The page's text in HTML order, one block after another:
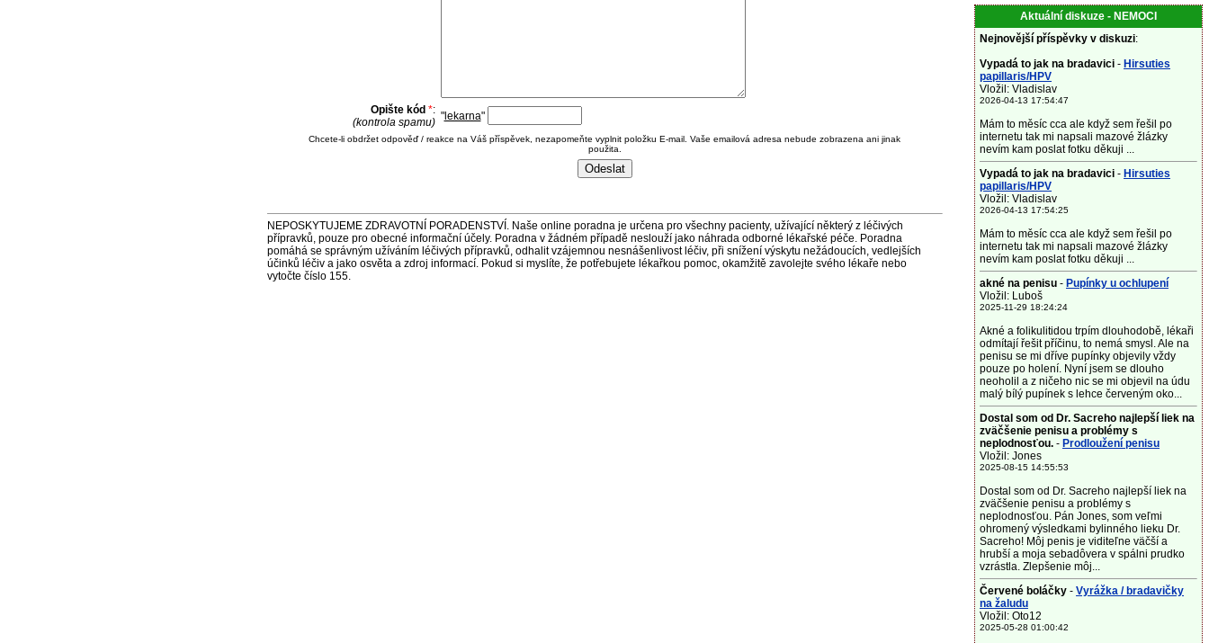
Opište kód *:
(kontrola spamu) "lekarna"
Chcete-li obdržet odpověď / reakce na Váš příspěvek, nezapomeňte vyplnit položku E-mail. Vaše emailová adresa nebude zobrazena ani jinak
použita.
NEPOSKYTUJEME ZDRAVOTNÍ PORADENSTVÍ. Naše online poradna je určena pro všechny pacienty, užívající některý z léčivých
přípravků, pouze pro obecné informační účely. Poradna v žádném případě neslouží jako náhrada odborné lékařské péče. Poradna
pomáhá se správným užíváním léčivých přípravků, odhalit vzájemnou nesnášenlivost léčiv, při snížení výskytu nežádoucích, vedlejších
účinků léčiv a jako osvěta a zdroj informací. Pokud si myslíte, že potřebujete lékařkou pomoc, okamžitě zavolejte svého lékaře nebo
vytočte číslo 155.
Aktuální diskuze - NEMOCI
Nejnovější příspěvky v diskuzi:
Vypadá to jak na bradavici - Hirsuties
papillaris/HPV
Vložil: Vladislav
2026-04-13 17:54:47
Mám to měsíc cca ale když sem řešil po
internetu tak mi napsali mazové žlázky
nevím kam poslat fotku děkuji ...
Vypadá to jak na bradavici - Hirsuties
papillaris/HPV
Vložil: Vladislav
2026-04-13 17:54:25
Mám to měsíc cca ale když sem řešil po
internetu tak mi napsali mazové žlázky
nevím kam poslat fotku děkuji ...
akné na penisu - Pupínky u ochlupení
Vložil: Luboš
2025-11-29 18:24:24
Akné a folikulitidou trpím dlouhodobě, lékaři
odmítají řešit příčinu, to nemá smysl. Ale na
penisu se mi dříve pupínky objevily vždy
pouze po holení. Nyní jsem se dlouho
neoholil a z ničeho nic se mi objevil na údu
malý bílý pupínek s lehce červeným oko...
Dostal som od Dr. Sacreho najlepší liek na
zväčšenie penisu a problémy s
neplodnosťou. - Prodloužení penisu
Vložil: Jones
2025-08-15 14:55:53
Dostal som od Dr. Sacreho najlepší liek na
zväčšenie penisu a problémy s
neplodnosťou. Pán Jones, som veľmi
ohromený výsledkami bylinného lieku Dr.
Sacreho! Môj penis je viditeľne väčší a
hrubší a moja sebadôvera v spálni prudko
vzrástla. Zlepšenie môj...
Červené boláčky - Vyrážka / bradavičky
na žaludu
Vložil: Oto12
2025-05-28 01:00:42